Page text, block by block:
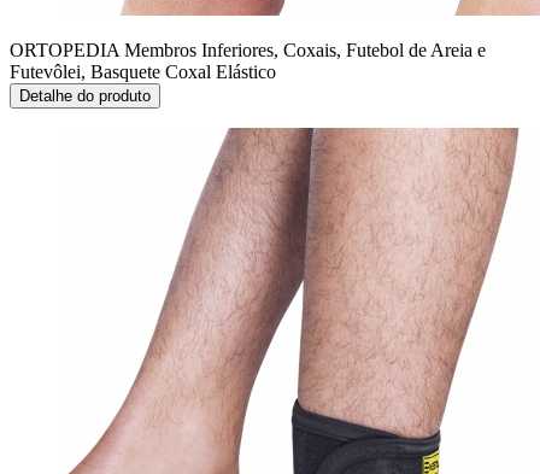
ORTOPEDIA Membros Inferiores, Coxais, Futebol de Areia e
Futevôlei, Basquete Coxal Elástico
Detalhe do produto